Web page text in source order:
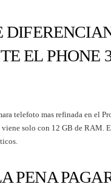
EL PHONE
telefoto mas refinada en el
viene solo con 12 GB de RAM.
PENA